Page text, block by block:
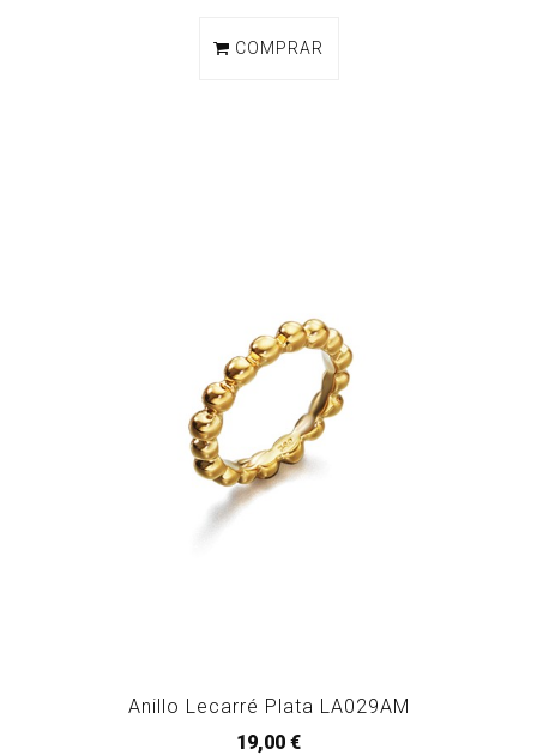
COMPRAR
Anillo Lecarré Plata LA029AM
19,00 €